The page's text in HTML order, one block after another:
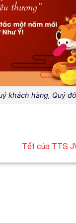
khách hàng, Quý
Tết của TTS